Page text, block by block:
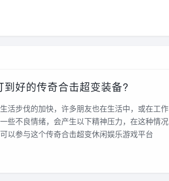
到好的传奇合击超变装备?
活步伐的加快，许多朋友也在生活中，或在工作
些不良情绪，会产生以下精神压力，在这种情况
以参与这个传奇合击超变休闲娱乐游戏平台